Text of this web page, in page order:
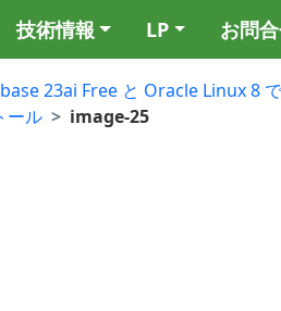
技術情報 LP お問
23ai Free と Oracle Linux 8
ール
image-25